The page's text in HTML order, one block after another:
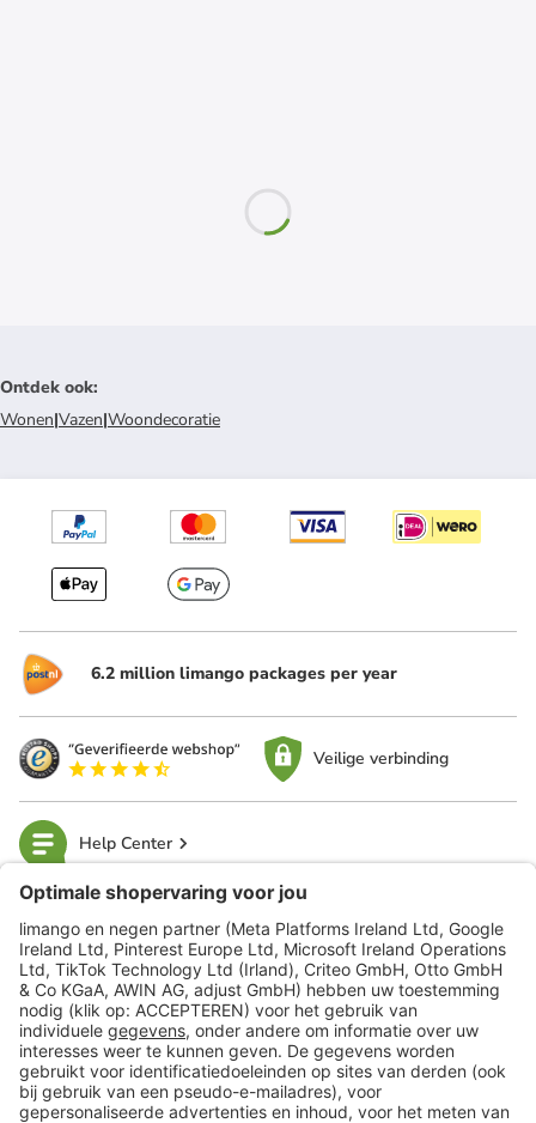
Ontdek ook:
Wonen|Vazen|Woondecoratie
6.2 million limango packages per year
Veilige verbinding
Help Center
limango
Veilig winkelen
Klantenservice
Shop